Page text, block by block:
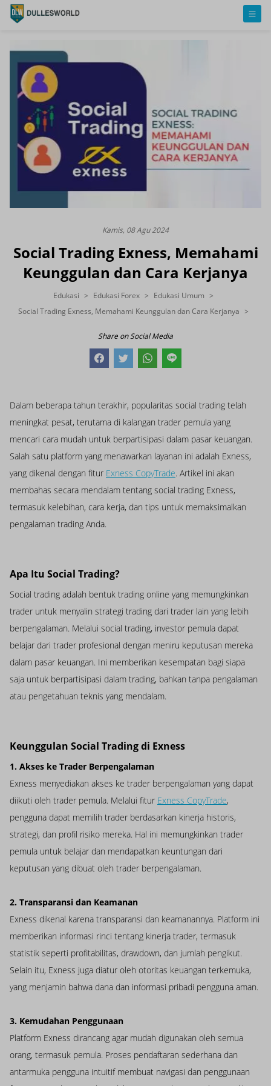
Kamis, 08 Agu 2024
Social Trading Exness, Memahami
Keunggulan dan Cara Kerjanya
Edukasi Edukasi Forex
Edukasi Umum
Social Trading Exness, Memahami Keunggulan dan Cara Kerjanya
Share on Social Media
Dalam beberapa tahun terakhir, popularitas social trading telah
meningkat pesat, terutama di kalangan trader pemula yang
mencari cara mudah untuk berpartisipasi dalam pasar keuangan.
Salah satu platform yang menawarkan layanan ini adalah Exness,
yang dikenal dengan fitur Exness CopyTrade. Artikel ini akan
membahas secara mendalam tentang social trading Exness,
termasuk kelebihan, cara kerja, dan tips untuk memaksimalkan
pengalaman trading Anda.
Apa Itu Social Trading?
Social trading adalah bentuk trading online yang memungkinkan
trader untuk menyalin strategi trading dari trader lain yang lebih
berpengalaman. Melalui social trading, investor pemula dapat
belajar dari trader profesional dengan meniru keputusan mereka
dalam pasar keuangan. Ini memberikan kesempatan bagi siapa
saja untuk berpartisipasi dalam trading, bahkan tanpa pengalaman
atau pengetahuan teknis yang mendalam.
Keunggulan Social Trading di Exness
1. Akses ke Trader Berpengalaman
Exness menyediakan akses ke trader berpengalaman yang dapat
diikuti oleh trader pemula. Melalui fitur Exness CopyTrade,
pengguna dapat memilih trader berdasarkan kinerja historis,
strategi, dan profil risiko mereka. Hal ini memungkinkan trader
pemula untuk belajar dan mendapatkan keuntungan dari
keputusan yang dibuat oleh trader berpengalaman.
2. Transparansi dan Keamanan
Exness dikenal karena transparansi dan keamanannya. Platform ini
memberikan informasi rinci tentang kinerja trader, termasuk
statistik seperti profitabilitas, drawdown, dan jumlah pengikut.
Selain itu, Exness juga diatur oleh otoritas keuangan terkemuka,
yang menjamin bahwa dana dan informasi pribadi pengguna aman.
3. Kemudahan Penggunaan
Platform Exness dirancang agar mudah digunakan oleh semua
orang, termasuk pemula. Proses pendaftaran sederhana dan
antarmuka pengguna intuitif membuat navigasi dan penggunaan